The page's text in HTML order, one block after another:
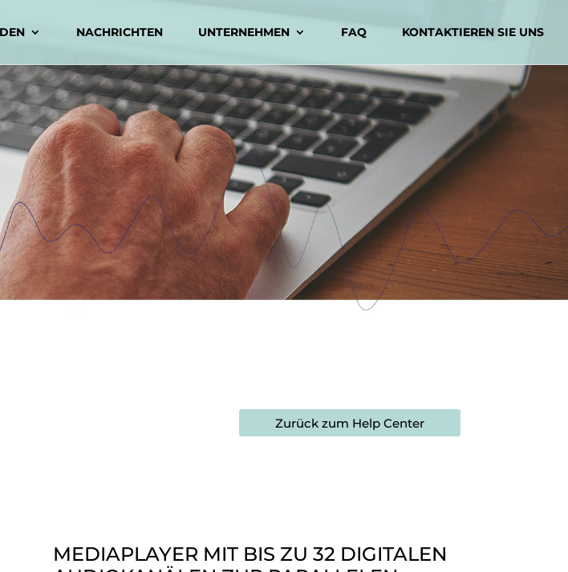
NACHRICHTEN UNTERNEHMEN FAQ KONTAKTIEREN SIE UNS
Zurück zum Help Center
MEDIAPLAYER MIT BIS ZU 32 DIGITALEN